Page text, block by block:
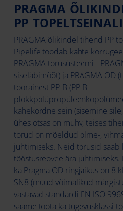
PRAGMA
PP
PRAGMA õlikindel tihend PP
Pipelife toodab kahte
PRAGMA torusüsteemi -
siseläbimõõt) ja PRAGMA OD
toorainest PP-B (PP-B -
kahekordne sein (sisemine
ühes otsas on muhv, teises
torud on mõeldud olme-,
juhtimiseks. Neid torusid saab
tööstusreovee ära juhtimiseks.
ka Pragma OD ringjäikus on 8
SN8 (muud võimalikud
vastavad standardi EN ISO
saame toota ka tugevusklassi